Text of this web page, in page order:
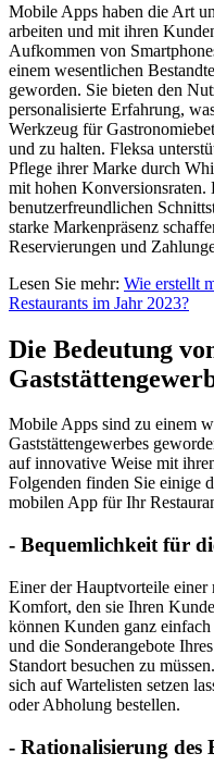
Mobile Apps haben die Art
arbeiten und mit ihren
Aufkommen von
einem wesentlichen
geworden. Sie bieten den
personalisierte Erfahrung,
Werkzeug für
und zu halten. Fleksa
Pflege ihrer Marke durch
mit hohen Konversionsraten.
benutzerfreundlichen
starke Markenpräsenz
Reservierungen und
Lesen Sie mehr: Wie erstellt
Restaurants im Jahr 2023?
Die Bedeutung
Mobile Apps sind zu einem
Gaststättengewerbes
auf innovative Weise mit
Folgenden finden Sie einige
mobilen App für Ihr
- Bequemlichkeit für
Einer der Hauptvorteile
Komfort, den sie Ihren
können Kunden ganz
und die Sonderangebote
Standort besuchen zu
sich auf Wartelisten setzen
oder Abholung bestellen.
- Rationalisierung des